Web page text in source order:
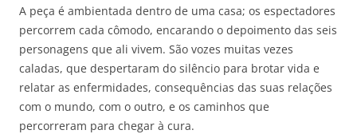
A peça é ambientada dentro de uma casa; os espectadores
percorrem cada cômodo, encarando o depoimento das seis
personagens que ali vivem. São vozes muitas vezes
caladas, que despertaram do silêncio para brotar vida e
relatar as enfermidades, consequências das suas relações
com o mundo, com o outro, e os caminhos que
percorreram para chegar à cura.